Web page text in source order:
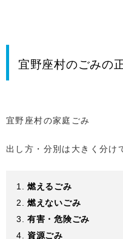
宜野座村のごみの
宜野座村の家庭ごみ
出し方・分別は大きく分け
燃えるごみ
燃えないごみ
有害・危険ごみ
資源ごみ